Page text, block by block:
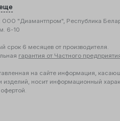
ООО "Диамантпром", Республика
6-10
срок 6 месяцев от производителя.
гарантия от Частного
на сайте информация,
изделий, носит информационный